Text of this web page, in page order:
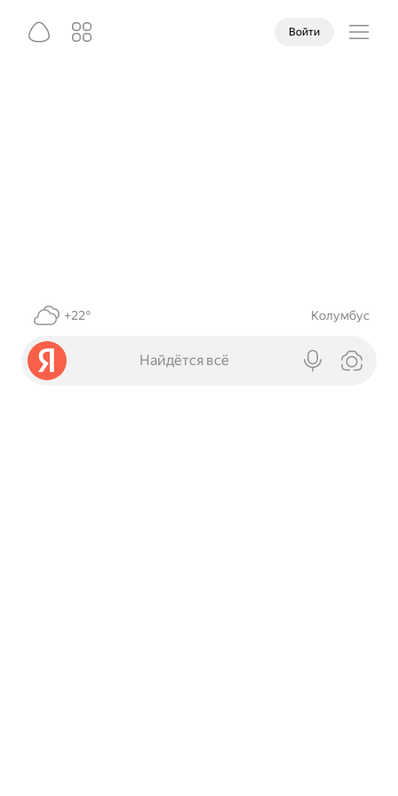
Войти
+22° Колумбус
Найдётся всё